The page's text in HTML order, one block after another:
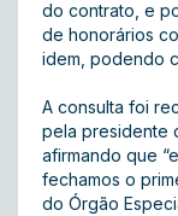
do contrato, e
de honorários
idem, podendo
A consulta foi
pela presidente
afirmando que
fechamos o
do Órgão